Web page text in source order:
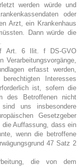
werden würde und
oder
Arzt, ein Krankenhaus
Dann würde die
Art. 6 Ilit. f DS-GVO
Verarbeitungsvorgänge,
erfasst werden,
Interesses
ist, sofern die
des Betroffenen nicht
sind uns insbesondere
Gesetzgeber
die Auffassung, dass ein
wenn die betroffene
47 Satz 2
die von dem